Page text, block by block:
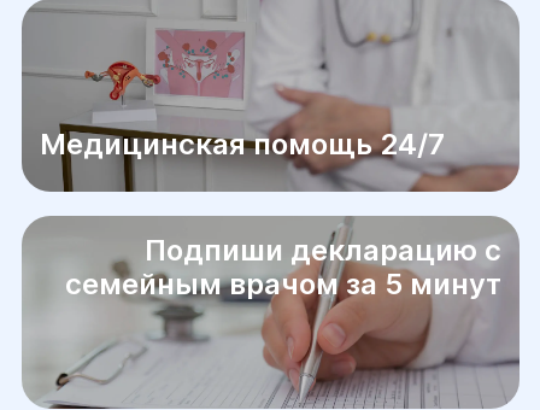
Медицинская помощь 24/7
Подпиши декларацию с
семейным врачом за 5 минут